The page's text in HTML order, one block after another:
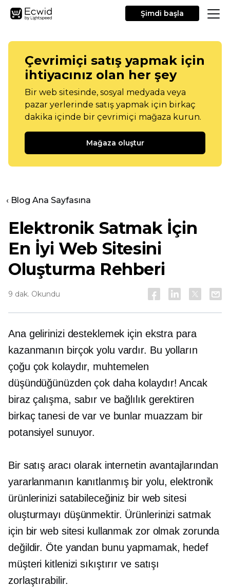
Şimdi başla
Çevrimiçi satış yapmak için
ihtiyacınız olan her şey
Bir web sitesinde, sosyal medyada veya
pazar yerlerinde satış yapmak için birkaç
dakika içinde bir çevrimiçi mağaza kurun.
Mağaza oluştur
‹ Blog Ana Sayfasına
Elektronik Satmak İçin
En İyi Web Sitesini
Oluşturma Rehberi
9 dak. Okundu
Ana gelirinizi desteklemek için ekstra para
kazanmanın birçok yolu vardır. Bu yolların
çoğu çok kolaydır, muhtemelen
düşündüğünüzden çok daha kolaydır! Ancak
biraz çalışma, sabır ve bağlılık gerektiren
birkaç tanesi de var ve bunlar muazzam bir
potansiyel sunuyor.
Bir satış aracı olarak internetin avantajlarından
yararlanmanın kanıtlanmış bir yolu, elektronik
ürünlerinizi satabileceğiniz bir web sitesi
oluşturmayı düşünmektir. Ürünlerinizi satmak
için bir web sitesi kullanmak zor olmak zorunda
değildir. Öte yandan bunu yapmamak, hedef
müşteri kitlenizi sıkıştırır ve satışı
zorlaştırabilir.